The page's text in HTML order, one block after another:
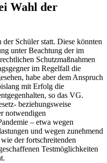
Wahl der
der Schüler statt. Diese könnten
unter Beachtung der im
Schutzmaßnahmen
im Regelfall die
habe aber dem Anspruch
mit Erfolg die
so das VG.
beziehungsweise
notwendigen
– etwa wegen
und wegen zunehmend
der fortschreitenden
Testmöglichkeiten